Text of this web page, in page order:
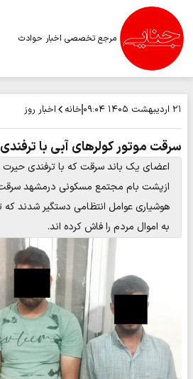
مرجع تخصصی اخبار حوادث
۲۱ اردیبهشت ۱۴۰۵ ۰۹:۰۴ خانه اخبار روز
سرقت موتور کولرهای آبی با
اعضای یک باند سرقت که با ترفندی حیرت
ازپشت بام مجتمع مسکونی درمشهد
به اموال مردم را فاش کرده اند.